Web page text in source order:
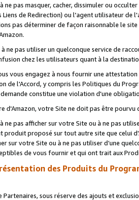
ne pas masquer, cacher, dissimuler ou
Liens de Redirection) ou l'agent utilisateur
pas déterminer de façon raisonnable le
ne pas utiliser un quelconque service de
chez les utilisateurs quant à la
vous engagez à nous fournir une
de l'Accord, y compris les Politiques du
constitue une violation d'une
d'Amazon, votre Site ne doit pas être
ne pas afficher sur votre Site ou à ne pas
proposé sur tout autre site que celui
sur votre Site ou à ne pas utiliser d’une
de vous fournir et qui ont trait aux
des Produits du
Partenaires, sous réserve des ajouts et